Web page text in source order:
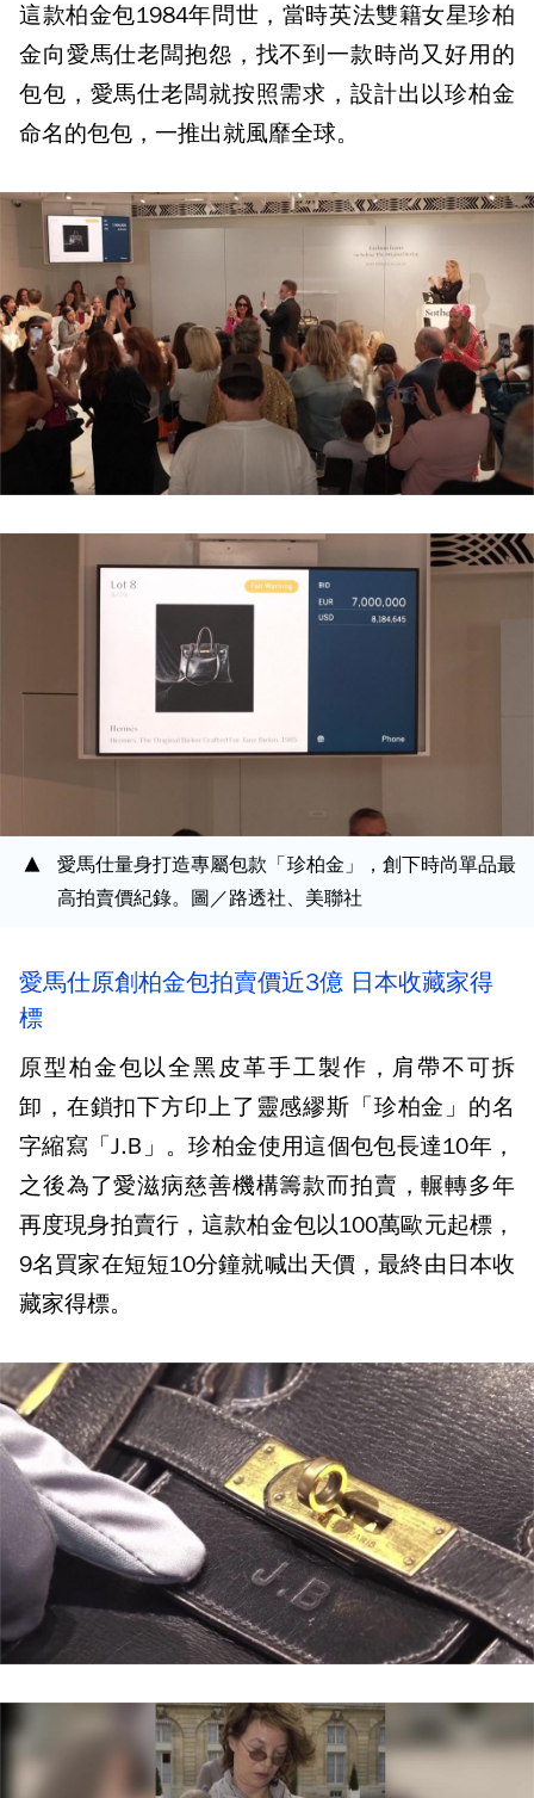
這款柏金包1984年問世，當時英法雙籍女星珍柏
金向愛馬仕老闆抱怨，找不到一款時尚又好用的
包包，愛馬仕老闆就按照需求，設計出以珍柏金
命名的包包，一推出就風靡全球。
愛馬仕量身打造專屬包款「珍柏金」，創下時尚單品最
高拍賣價紀錄。圖／路透社、美聯社
愛馬仕原創柏金包拍賣價近3億 日本收藏家得
標
原型柏金包以全黑皮革手工製作，肩帶不可拆
卸，在鎖扣下方印上了靈感繆斯「珍柏金」的名
字縮寫「J.B」。珍柏金使用這個包包長達10年，
之後為了愛滋病慈善機構籌款而拍賣，輾轉多年
再度現身拍賣行，這款柏金包以100萬歐元起標，
9名買家在短短10分鐘就喊出天價，最終由日本收
藏家得標。